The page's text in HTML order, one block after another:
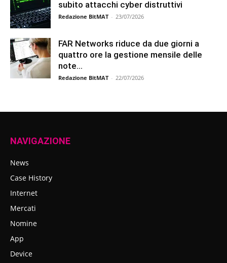
subito attacchi cyber distruttivi
Redazione BitMAT - 23/07/2026
FAR Networks riduce da due giorni a
quattro ore la gestione mensile delle
note...
Redazione BitMAT - 22/07/2026
NAVIGAZIONE
News
Case History
Internet
Mercati
Nomine
App
Device